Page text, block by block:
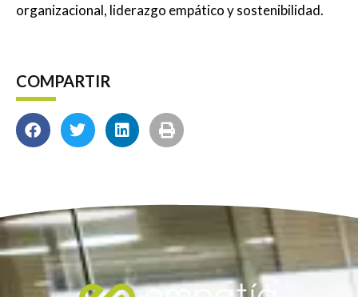
organizacional, liderazgo empático y sostenibilidad.
COMPARTIR